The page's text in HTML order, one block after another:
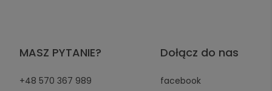
MASZ PYTANIE?
+48 570 367 989
Dołącz do nas
facebook